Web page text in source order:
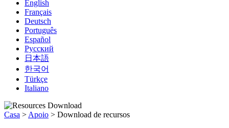
English
Français
Deutsch
Português
Español
Русский
日本語
한국어
Türkçe
Italiano
Casa > Apoio > Download de recursos